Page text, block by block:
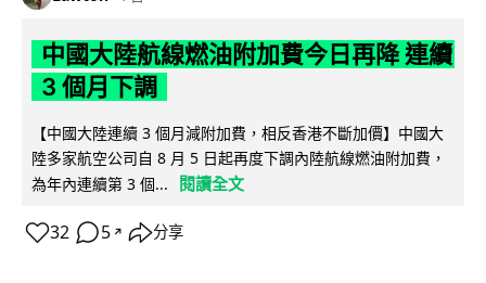
中國大陸航線燃油附加費今日再降 連續
3 個月下調
【中國大陸連續 3 個月減附加費，相反香港不斷加價】中國大
陸多家航空公司自 8 月 5 日起再度下調內陸航線燃油附加費，
為年內連續第 3 個...
閱讀全文
32 5 ↗ 分享